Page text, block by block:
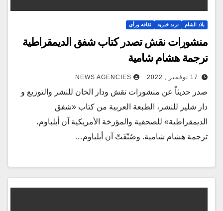
بلاد الشام ترند خبرية ثقافة ورأي
منشورات نقش تصدر كتاب شفق الديمقراطية
ترجمة هشام شامية
17 نوفمبر , 2022 NEWS AGENCIES
صدر حديثاً عن منشورات نقش ودار الخان للنشر والتوزيع و
دار شلير للنشر، الطبعة العربية من كتاب «شفق
الديمقراطية» للصحفية والمؤرخة الأمريكية آن أبلباوم،
ترجمة هشام شامية. وصُنّفَتْ آن أبلباوم…